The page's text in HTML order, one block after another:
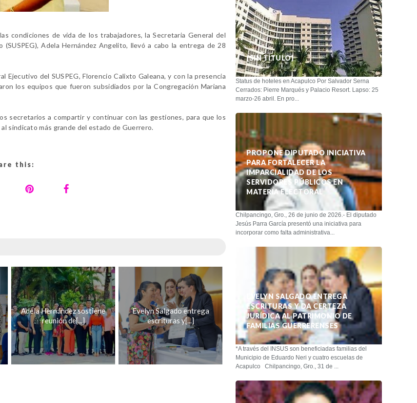
condiciones de vida de los trabajadores, la Secretaria General del
Adela Hernández Angelito, llevó a cabo la entrega de 28
del SUSPEG, Florencio Calixto Galeana, y con la presencia
los equipos que fueron subsidiados por la Congregación Mariana
secretarios a compartir y continuar con las gestiones, para que los
sindicato más grande del estado de Guerrero.
this:
Adela Hernández sostiene
reunión de[...]
Evelyn Salgado entrega
escrituras y[...]
(SIN TÍTULO)
Status de hoteles en Acapulco Por Salvador Serna
Cerrados: Pierre Marqués y Palacio Resort. Lapso: 25
marzo-26 abril. En pro...
PROPONE DIPUTADO INICIATIVA
PARA FORTALECER LA
IMPARCIALIDAD DE LOS
SERVIDORES PÚBLICOS EN
MATERIA ELECTORAL
Chilpancingo, Gro., 26 de junio de 2026.- El diputado
Jesús Parra García presentó una iniciativa para
incorporar como falta administrativa...
EVELYN SALGADO ENTREGA
ESCRITURAS Y DA CERTEZA
JURÍDICA AL PATRIMONIO DE
FAMILIAS GUERRERENSES
*A través del INSUS son beneficiadas familias del
Municipio de Eduardo Neri y cuatro escuelas de
Acapulco Chilpancingo, Gro., 31 de ...